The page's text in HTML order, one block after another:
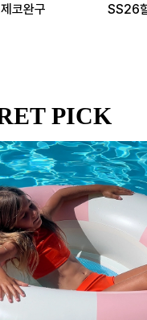
코완구 SS26
PICK